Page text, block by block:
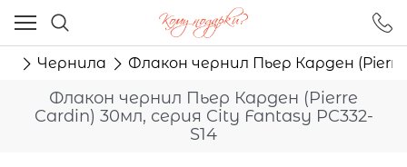
Чернила Флакон чернил Пьер Карден (Pierre
Флакон чернил Пьер Карден (Pierre
Cardin) 30мл, серия City Fantasy PC332-
S14
Ваш город - Москва,
угадали?
ДА НЕТ